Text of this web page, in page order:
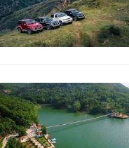
汉配眼镜 上海配眼镜